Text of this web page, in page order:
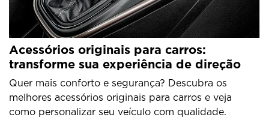
Acessórios originais para carros:
transforme sua experiência de direção
Quer mais conforto e segurança? Descubra os
melhores acessórios originais para carros e veja
como personalizar seu veículo com qualidade.